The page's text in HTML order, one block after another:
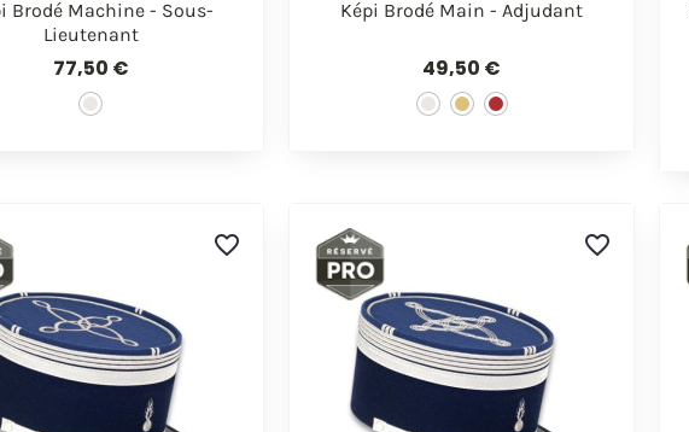
Brodé Machine - Sous-
Lieutenant
77,50 €
Képi Brodé Main - Adjudant
49,50 €
favorite_border favorite_border